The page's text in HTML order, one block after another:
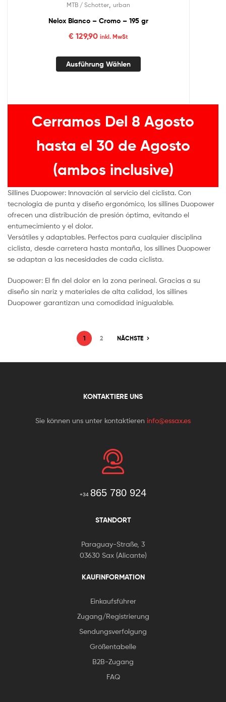
MTB / Schotter urban
Nelox Blanco – Cromo – 195 gr
€ 129,90 inkl. MwSt
Ausführung Wählen
Cerramos Del 8 Agosto
hasta el 30 de Agosto
(ambos inclusive)
Sillines Duopower: Innovación al servicio del ciclista. Con
tecnología de punta y diseño ergonómico, los sillines Duopower
ofrecen una distribución de presión óptima, evitando el
entumecimiento y el dolor.
Versátiles y adaptables. Perfectos para cualquier disciplina
ciclista, desde carretera hasta montaña, los sillines Duopower
se adaptan a las necesidades de cada ciclista.
Duopower: El fin del dolor en la zona perineal. Gracias a su
diseño sin nariz y materiales de alta calidad, los sillines
Duopower garantizan una comodidad inigualable.
1 2 NÄCHSTE
KONTAKTIERE UNS
Sie können uns unter kontaktieren info@essax.es
+34 865 780 924
STANDORT
Paraguay-Straße, 3
03630 Sax (Alicante)
KAUFINFORMATION
Einkaufsführer
Zugang/Registrierung
Sendungsverfolgung
Größentabelle
B2B-Zugang
FAQ